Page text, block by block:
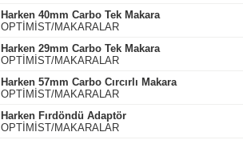
Harken 40mm Carbo Tek Makara
OPTİMİST/MAKARALAR
Harken 29mm Carbo Tek Makara
OPTİMİST/MAKARALAR
Harken 57mm Carbo Cırcırlı Makara
OPTİMİST/MAKARALAR
Harken Fırdöndü Adaptör
OPTİMİST/MAKARALAR